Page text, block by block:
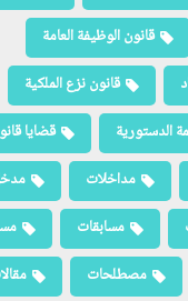
قانون الوظيفة العامة
قانون نزع الملكية
الدستورية
قضايا
مداخلات
مسابقات
مصطلحات